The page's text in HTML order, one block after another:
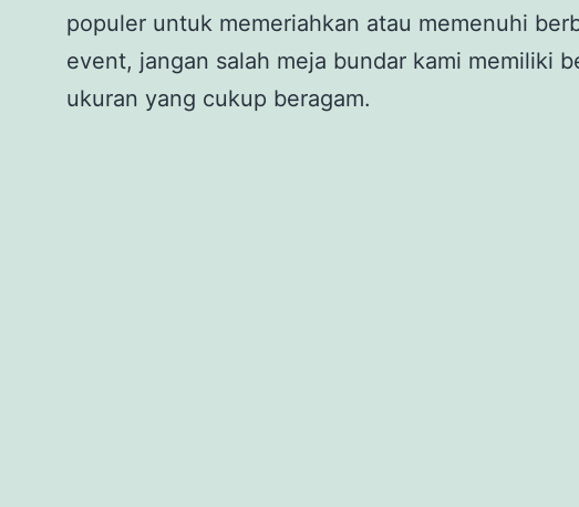
populer untuk memeriahkan atau memenuhi
event, jangan salah meja bundar kami memiliki
ukuran yang cukup beragam.